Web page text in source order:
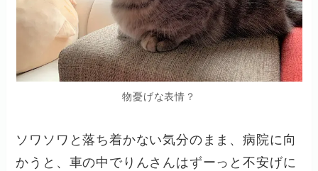
物憂げな表情？
ソワソワと落ち着かない気分のまま、病院に向
かうと、車の中でりんさんはずーっと不安げに